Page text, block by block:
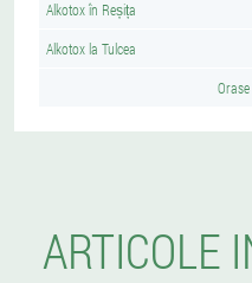
Alkotox în Reșița
Alkotox la Tulcea
ARTICOLE